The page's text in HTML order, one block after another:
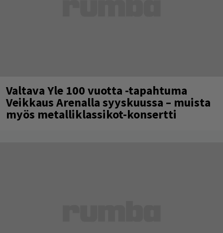
Valtava Yle 100 vuotta -tapahtuma
Veikkaus Arenalla syyskuussa – muista
myös metalliklassikot-konsertti